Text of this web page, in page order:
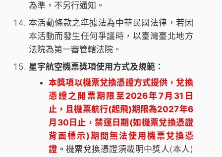
為準，不另行通知。
本活動條款之準據法為中華民國法律，若因
本活動而發生任何爭議時，以臺灣臺北地方
法院為第一審管轄法院。
星宇航空機票獎項使用方式及規範：
本獎項以機票兌換憑證方式提供，兌換
憑證之開票期限至2026年7月31日
止，且機票航行(起飛)期限為2027年6
月30日止，禁運日期(如機票兌換憑證
背面標示)期間無法使用機票兌換憑
證 。機票兌換憑證須載明中獎人(本人)